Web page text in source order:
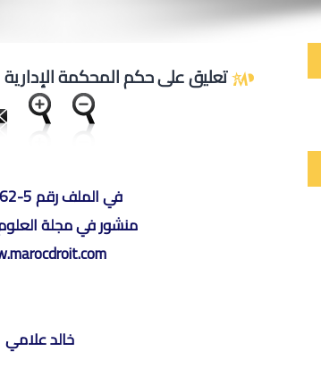
تعليق على حكم المحكمة الإدارية بالرباط
في الملف رقم 5-62-2012
منشور في مجلة العلوم
خالد علامي